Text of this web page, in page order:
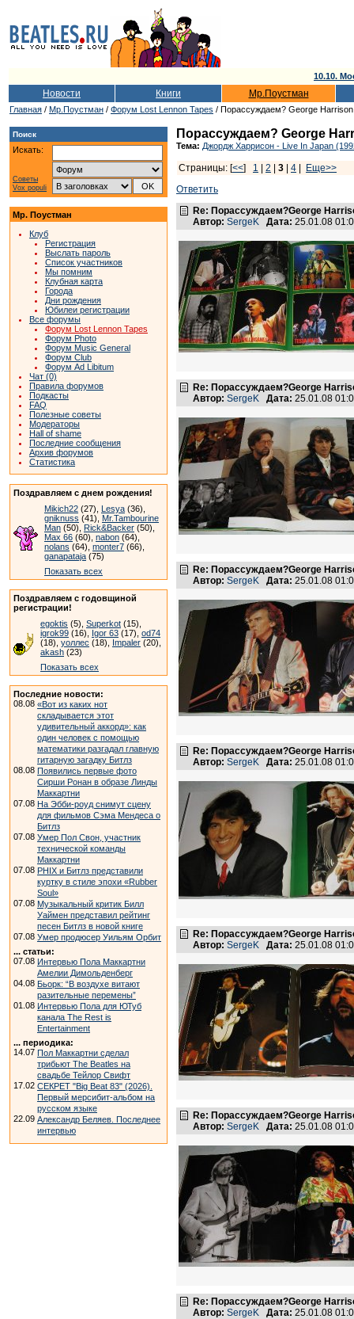
10.10.
Новости Книги Мр.Поустман
Главная / Мр.Поустман / Форум Lost Lennon Tapes / Порассуждаем? George
Поиск
Искать:
Советы
Vox populi
Мр. Поустман
Клуб
Регистрация
Выслать пароль
Список участников
Мы помним
Клубная карта
Города
Дни рождения
Юбилеи регистрации
Все форумы
Форум Lost Lennon Tapes
Форум Photo
Форум Music General
Форум Club
Форум Ad Libitum
Чат (0)
Правила форумов
Подкасты
FAQ
Полезные советы
Модераторы
Hall of shame
Последние сообщения
Архив форумов
Статистика
Поздравляем с днем рождения!
Mikich22 (27), Lesya (36),
gniknuss (41), Mr.Tambourine
Man (50), Rick&Backer (50),
Max 66 (60), nabon (64),
nolans (64), monter7 (66),
ganapataja (75)
Показать всех
Поздравляем с годовщиной
регистрации!
egoktis (5), Superkot (15),
igrok99 (16), Igor 63 (17), od74
(18), уоллес (18), Impaler (20),
akash (23)
Показать всех
Последние новости:
08.08 «Вот из каких нот
складывается этот
удивительный аккорд»: как
один человек с помощью
математики разгадал главную
гитарную загадку Битлз
08.08 Появились первые фото
Сирши Ронан в образе Линды
Маккартни
07.08 На Эбби-роуд снимут сцену
для фильмов Сэма Мендеса о
Битлз
07.08 Умер Пол Свон, участник
технической команды
Маккартни
07.08 PHIX и Битлз представили
куртку в стиле эпохи «Rubber
Soul»
07.08 Музыкальный критик Билл
Уаймен представил рейтинг
песен Битлз в новой книге
07.08 Умер продюсер Уильям Орбит
... статьи:
07.08 Интервью Пола Маккартни
Амелии Димольденберг
04.08 Бьорк: “В воздухе витают
разительные перемены”
01.08 Интервью Пола для ЮТуб
канала The Rest is
Entertainment
... периодика:
14.07 Пол Маккартни сделал
трибьют The Beatles на
свадьбе Тейлор Свифт
17.02 СЕКРЕТ "Big Beat 83" (2026).
Первый мерсибит-альбом на
русском языке
22.09 Александр Беляев. Последнее
интервью
Порассуждаем? George
Тема: Джордж Харрисон - Live In Japan
Страницы: [<<] 1 2 3 4
Еще>>
Ответить
Re: Порассуждаем?George
Автор: SergeK Дата: 25.01.08
Re: Порассуждаем?George
Автор: SergeK Дата: 25.01.08
Re: Порассуждаем?George
Автор: SergeK Дата: 25.01.08
Re: Порассуждаем?George
Автор: SergeK Дата: 25.01.08
Re: Порассуждаем?George
Автор: SergeK Дата: 25.01.08
Re: Порассуждаем?George
Автор: SergeK Дата: 25.01.08
Re: Порассуждаем?George
Автор: SergeK Дата: 25.01.08